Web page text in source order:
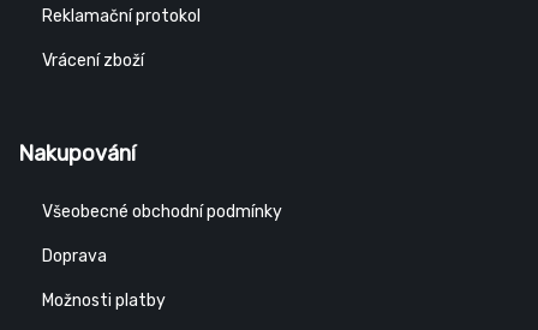
Reklamační protokol
Vrácení zboží
Nakupování
Všeobecné obchodní podmínky
Doprava
Možnosti platby